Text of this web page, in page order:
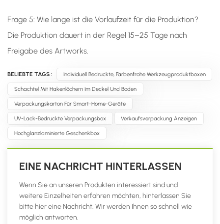
Frage 5: Wie lange ist die Vorlaufzeit für die Produktion?
Die Produktion dauert in der Regel 15–25 Tage nach
Freigabe des Artworks.
BELIEBTE TAGS : Individuell Bedruckte, Farbenfrohe Werkzeugproduktboxen
Schachtel Mit Hakenlöchern Im Deckel Und Boden
Verpackungskarton Für Smart-Home-Geräte
UV-Lack-Bedruckte Verpackungsbox Verkaufsverpackung Anzeigen
Hochglanzlaminierte Geschenkbox
EINE NACHRICHT HINTERLASSEN
Wenn Sie an unseren Produkten interessiert sind und
weitere Einzelheiten erfahren möchten, hinterlassen Sie
bitte hier eine Nachricht. Wir werden Ihnen so schnell wie
möglich antworten.